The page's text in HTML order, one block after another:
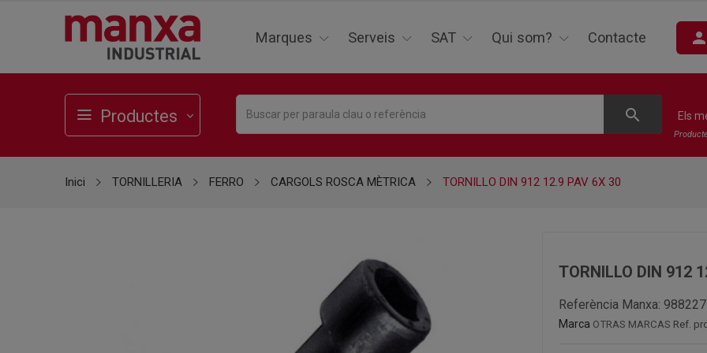
Marques Serveis SAT Qui som? Contacte person
Productes search Els
Inici TORNILLERIA FERRO CARGOLS ROSCA MÈTRICA TORNILLO DIN 912 12.9 PAV 6X 30
TORNILLO DIN 912
Referència Manxa: 988227
Marca OTRAS MARCAS Ref.